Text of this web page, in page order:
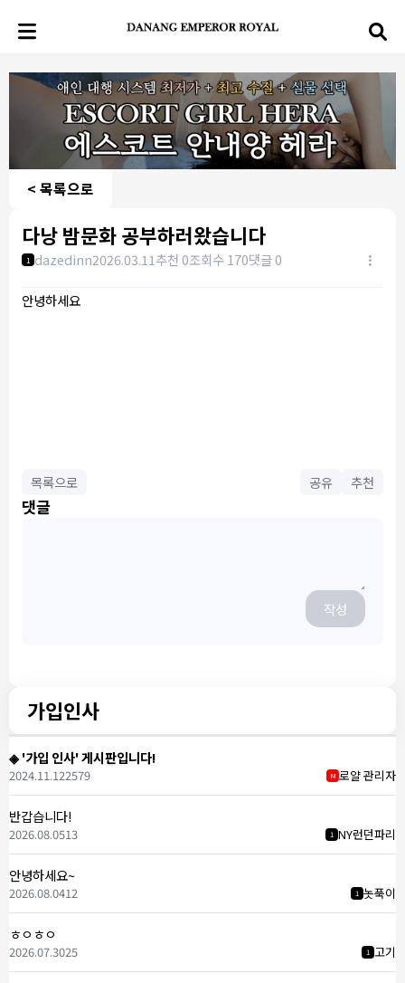
< 목록으로
다낭 밤문화 공부하러왔습니다
1 dazedinn2026.03.11추천 0조회수 170댓글 0
안녕하세요
목록으로 공유 추천
댓글
작성
가입인사
◈ '가입 인사' 게시판입니다!
M 로얄 관리자
2024.11.122579
반갑습니다!
1 NY런던파리
2026.08.0513
안녕하세요~
1 놋푹이
2026.08.0412
ㅎㅇㅎㅇ
1 고기
2026.07.3025